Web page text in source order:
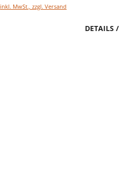
inkl. MwSt., zzgl. Versand
DETAILS